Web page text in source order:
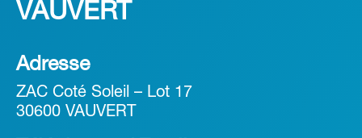
VAUVERT
Adresse
ZAC Coté Soleil – Lot 17
30600 VAUVERT